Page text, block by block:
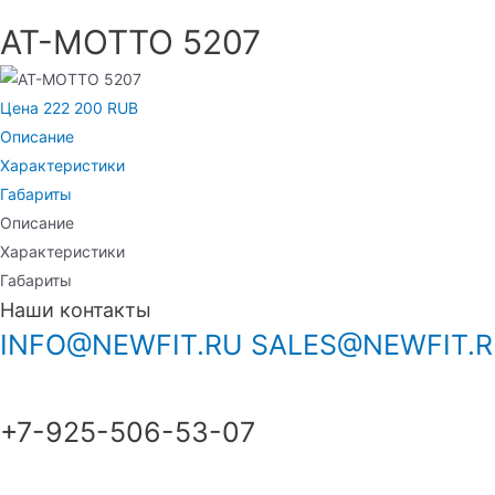
AT-MOTTO 5207
Цена 222 200 RUB
Описание
Характеристики
Габариты
Описание
Характеристики
Габариты
Наши контакты
INFO@NEWFIT.RU
+7-925-506-53-07